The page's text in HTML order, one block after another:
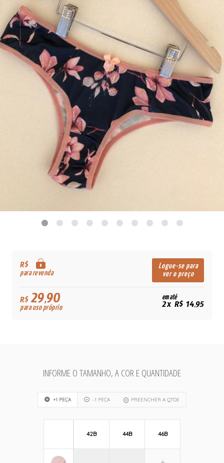
R$
para revenda
Logue-se para
ver o preço
R$29,90
para uso próprio
em até
2x R$ 14,95
INFORME O TAMANHO, A COR E QUANTIDADE
+1 PEÇA -1 PEÇA PREENCHER A QTDE
42B 44B 46B